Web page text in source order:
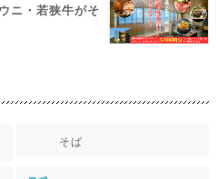
ニ・若狭牛がそ
そば